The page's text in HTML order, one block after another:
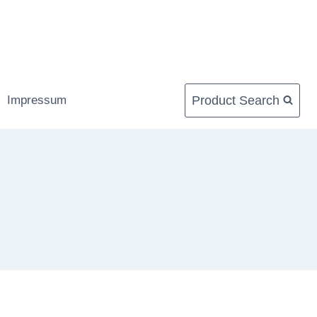
Impressum Product Search